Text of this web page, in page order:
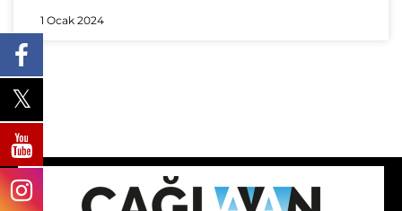
1 Ocak 2024